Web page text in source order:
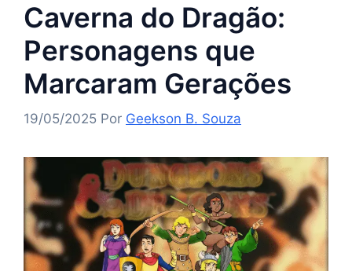
Caverna do Dragão:
Personagens que
Marcaram Gerações
19/05/2025 Por Geekson B. Souza